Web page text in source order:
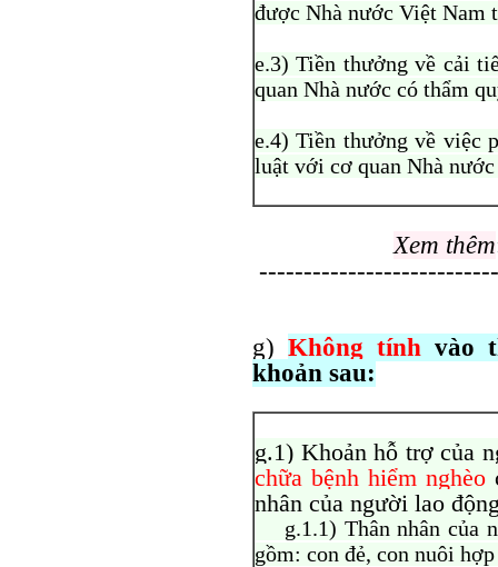
được Nhà nước Việt Nam
e.3) Tiền thưởng về cải
quan Nhà nước có thẩm
e.4) Tiền thưởng về việc
luật với cơ quan Nhà
Xem thêm
g)Không tính vào
khoản sau:
g.1) Khoản hỗ trợ của
chữa bệnh hiểm nghèo
nhân của người lao
g.1.1) Thân nhân của
gồm: con đẻ, con nuôi